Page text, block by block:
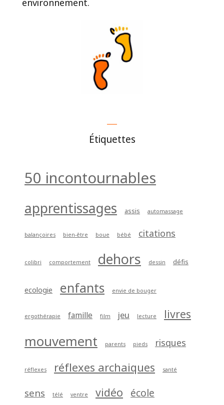
Étiquettes
50 incontournables
apprentissages assis automassage
balançoires bien-être boue bébé citations
colibri comportement dehors dessin défis
ecologie enfants envie de bouger
ergothérapie famille film jeu lecture livres
mouvement parents pieds risques
réflexes réflexes archaiques santé
sens télé ventre vidéo école